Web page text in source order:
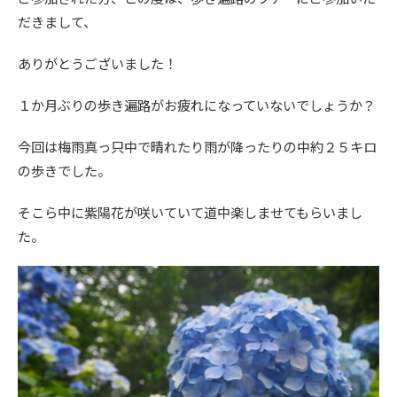
だきまして、
ありがとうございました！
１か月ぶりの歩き遍路がお疲れになっていないでしょうか？
今回は梅雨真っ只中で晴れたり雨が降ったりの中約２５キロ
の歩きでした。
そこら中に紫陽花が咲いていて道中楽しませてもらいまし
た。